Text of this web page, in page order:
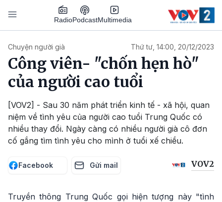
Nhảy đến nội dung
RadioPodcastMultimedia
Chuyện người già Thứ tư, 14:00, 20/12/2023
Công viên- "chốn hẹn hò"
của người cao tuổi
[VOV2] - Sau 30 năm phát triển kinh tế - xã hội, quan
niệm về tình yêu của người cao tuổi Trung Quốc có
nhiều thay đổi. Ngày càng có nhiều người già cô đơn
cố gắng tìm tình yêu cho mình ở tuổi xế chiều.
Facebook Gửi mail VOV2
Truyền thông Trung Quốc gọi hiện tượng này "tình